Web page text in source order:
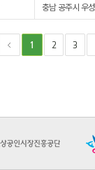
충남 공주시 우
1 2 3